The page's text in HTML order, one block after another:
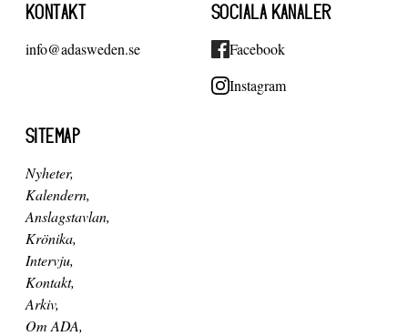
KONTAKT
info@adasweden.se
SOCIALA KANALER
Facebook
Instagram
SITEMAP
Nyheter
Kalendern
Anslagstavlan
Krönika
Intervju
Kontakt
Arkiv
Om ADA